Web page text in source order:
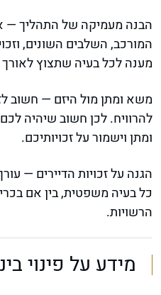
הבנה מעמיקה של התהליך —
המורכב, השלבים השונים,
מענה לכל בעיה שתצוץ
משא ומתן מול היזם — חשוב
להרוויח. לכן חשוב שיהיה
ומתן וישמור על זכויותיכם.
הגנה על זכויות הדיירים —
כל בעיה משפטית, בין אם
הרשויות.
מידע על פינוי